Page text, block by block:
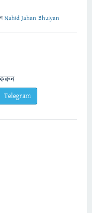
Nahid Jahan Bhuiyan
করুন
Telegram